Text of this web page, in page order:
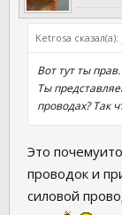
Ketrosa сказал(а):
Вот тут ты
Ты
проводах? Так
Это
проводок и
силовой